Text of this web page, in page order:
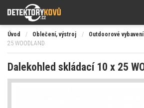
Úvod / Oblečení, výstroj / Outdoorové vybavení
25 WOODLAND
Dalekohled skládací 10 x 25